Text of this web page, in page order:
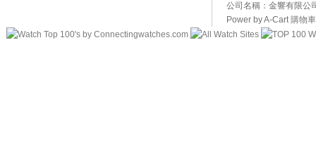
公司名稱：金響有限公
Power by A-Cart購物車